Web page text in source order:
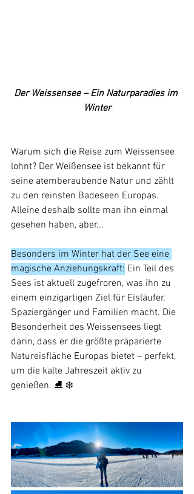
Der Weissensee – Ein Naturparadies im
Winter
Warum sich die Reise zum Weissensee
lohnt? Der Weißensee ist bekannt für
seine atemberaubende Natur und zählt
zu den reinsten Badeseen Europas.
Alleine deshalb sollte man ihn einmal
gesehen haben, aber...
Besonders im Winter hat der See eine
magische Anziehungskraft: Ein Teil des
Sees ist aktuell zugefroren, was ihn zu
einem einzigartigen Ziel für Eisläufer,
Spaziergänger und Familien macht. Die
Besonderheit des Weissensees liegt
darin, dass er die größte präparierte
Natureisfläche Europas bietet – perfekt,
um die kalte Jahreszeit aktiv zu
genießen. ⛸ ❄️